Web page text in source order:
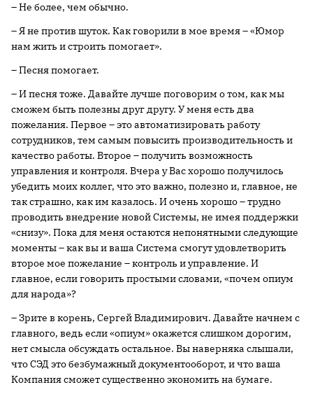
– Не более, чем обычно.
– Я не против шуток. Как говорили в мое время – «Юмор
нам жить и строить помогает».
– Песня помогает.
– И песня тоже. Давайте лучше поговорим о том, как мы
сможем быть полезны друг другу. У меня есть два
пожелания. Первое – это автоматизировать работу
сотрудников, тем самым повысить производительность и
качество работы. Второе – получить возможность
управления и контроля. Вчера у Вас хорошо получилось
убедить моих коллег, что это важно, полезно и, главное, не
так страшно, как им казалось. И очень хорошо – трудно
проводить внедрение новой Системы, не имея поддержки
«снизу». Пока для меня остаются непонятными следующие
моменты – как вы и ваша Система смогут удовлетворить
второе мое пожелание – контроль и управление. И
главное, если говорить простыми словами, «почем опиум
для народа»?
– Зрите в корень, Сергей Владимирович. Давайте начнем с
главного, ведь если «опиум» окажется слишком дорогим,
нет смысла обсуждать остальное. Вы наверняка слышали,
что СЭД это безбумажный документооборот, и что ваша
Компания сможет существенно экономить на бумаге.